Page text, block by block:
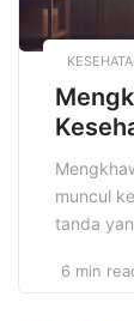
muncul
tanda
karena
6 min